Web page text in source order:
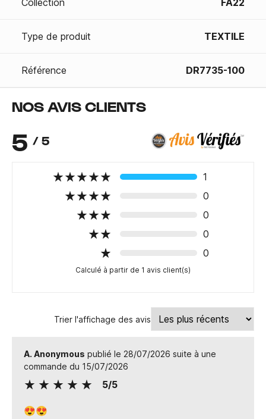
Collection FA22
Type de produit TEXTILE
Référence DR7735-100
NOS AVIS CLIENTS
5 / 5
1
0
0
0
0
Calculé à partir de 1 avis client(s)
Trier l'affichage des avis
A. Anonymous publié le 28/07/2026 suite à une
commande du 15/07/2026
5/5
😍😍